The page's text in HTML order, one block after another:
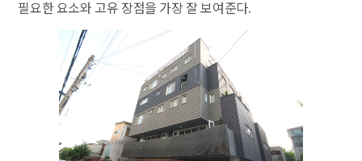
필요한 요소와 고유 장점을 가장 잘 보여준다.